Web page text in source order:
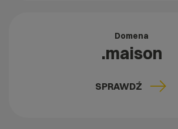
Domena
.maison
SPRAWDŹ